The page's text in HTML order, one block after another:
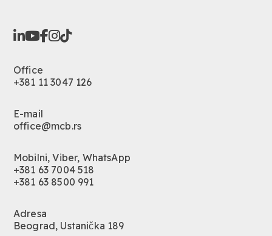
Office
+381 11 3047 126
E-mail
office@mcb.rs
Mobilni, Viber, WhatsApp
+381 63 7004 518
+381 63 8500 991
Adresa
Beograd, Ustanička 189